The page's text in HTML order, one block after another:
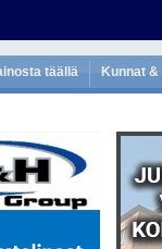
täällä Kunnat